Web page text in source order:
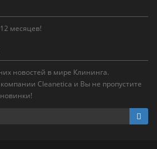
месяцев!
новостей в мире Клининга.
Cleanetica и Вы не пропустите